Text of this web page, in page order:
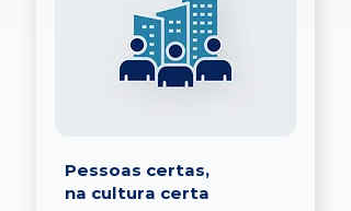
Pessoas certas,
na cultura certa